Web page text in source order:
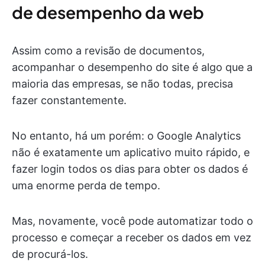
de desempenho da web
Assim como a revisão de documentos,
acompanhar o desempenho do site é algo que a
maioria das empresas, se não todas, precisa
fazer constantemente.
No entanto, há um porém: o Google Analytics
não é exatamente um aplicativo muito rápido, e
fazer login todos os dias para obter os dados é
uma enorme perda de tempo.
Mas, novamente, você pode automatizar todo o
processo e começar a receber os dados em vez
de procurá-los.